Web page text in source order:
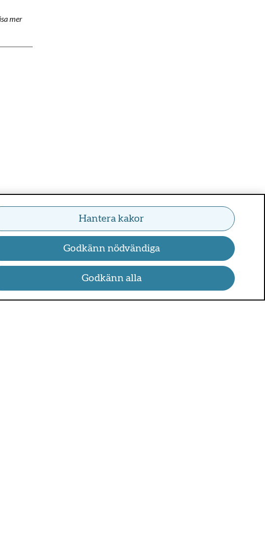
mer
Hantera kakor
Godkänn nödvändiga
Godkänn alla